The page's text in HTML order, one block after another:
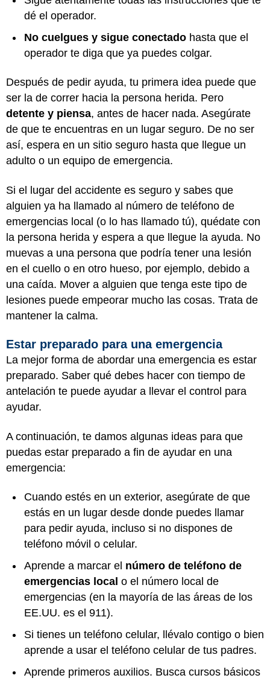
dé el operador.
No cuelgues y sigue conectado hasta que el
operador te diga que ya puedes colgar.
Después de pedir ayuda, tu primera idea puede que
ser la de correr hacia la persona herida. Pero
detente y piensa, antes de hacer nada. Asegúrate
de que te encuentras en un lugar seguro. De no ser
así, espera en un sitio seguro hasta que llegue un
adulto o un equipo de emergencia.
Si el lugar del accidente es seguro y sabes que
alguien ya ha llamado al número de teléfono de
emergencias local (o lo has llamado tú), quédate con
la persona herida y espera a que llegue la ayuda. No
muevas a una persona que podría tener una lesión
en el cuello o en otro hueso, por ejemplo, debido a
una caída. Mover a alguien que tenga este tipo de
lesiones puede empeorar mucho las cosas. Trata de
mantener la calma.
Estar preparado para una emergencia
La mejor forma de abordar una emergencia es estar
preparado. Saber qué debes hacer con tiempo de
antelación te puede ayudar a llevar el control para
ayudar.
A continuación, te damos algunas ideas para que
puedas estar preparado a fin de ayudar en una
emergencia:
Cuando estés en un exterior, asegúrate de que
estás en un lugar desde donde puedes llamar
para pedir ayuda, incluso si no dispones de
teléfono móvil o celular.
Aprende a marcar el número de teléfono de
emergencias local o el número local de
emergencias (en la mayoría de las áreas de los
EE.UU. es el 911).
Si tienes un teléfono celular, llévalo contigo o bien
aprende a usar el teléfono celular de tus padres.
Aprende primeros auxilios. Busca cursos básicos